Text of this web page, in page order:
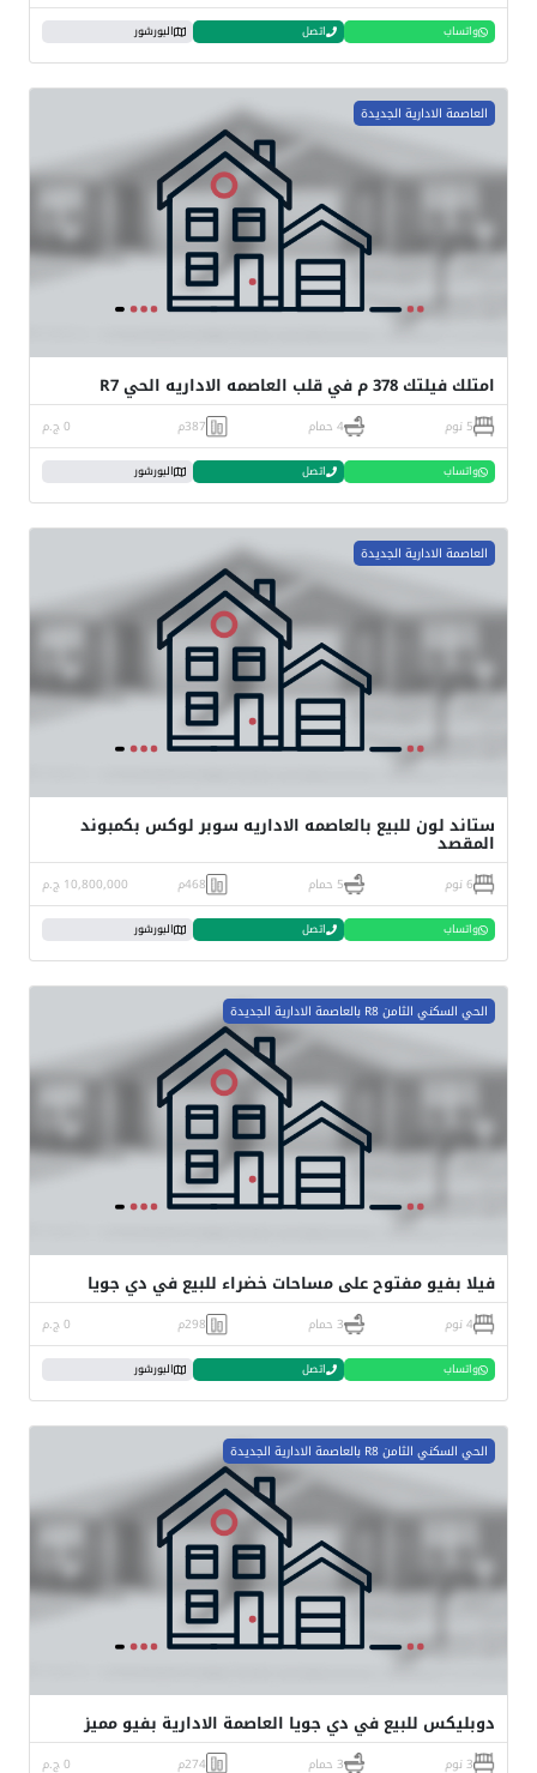
واتساب اتصل البورشور
العاصمة الادارية الجديدة
امتلك فيلتك 378 م في قلب العاصمه الاداريه الحي R7
5 نوم 4 حمام 387م 0 ج.م
واتساب اتصل البورشور
العاصمة الادارية الجديدة
ستاند لون للبيع بالعاصمه الاداريه سوبر لوكس بكمبوند
المقصد
6 نوم 5 حمام 468م 10,800,000 ج.م
واتساب اتصل البورشور
الحي السكني الثامن R8 بالعاصمة الادارية الجديدة
فيلا بفيو مفتوح على مساحات خضراء للبيع في دي جويا
4 نوم 3 حمام 298م 0 ج.م
واتساب اتصل البورشور
الحي السكني الثامن R8 بالعاصمة الادارية الجديدة
دوبليكس للبيع في دي جويا العاصمة الادارية بفيو مميز
3 نوم 3 حمام 274م 0 ج.م